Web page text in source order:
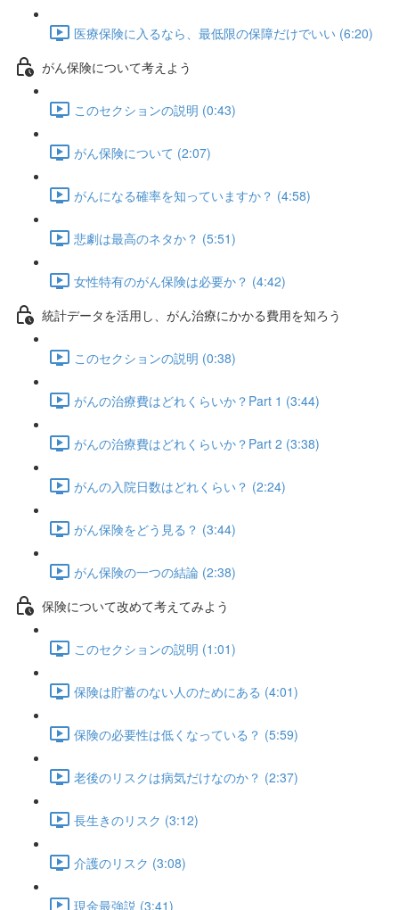
医療保険に入るなら、最低限の保障だけでいい (6:20)
がん保険について考えよう
このセクションの説明 (0:43)
がん保険について (2:07)
がんになる確率を知っていますか？ (4:58)
悲劇は最高のネタか？ (5:51)
女性特有のがん保険は必要か？ (4:42)
統計データを活用し、がん治療にかかる費用を知ろう
このセクションの説明 (0:38)
がんの治療費はどれくらいか？Part 1 (3:44)
がんの治療費はどれくらいか？Part 2 (3:38)
がんの入院日数はどれくらい？ (2:24)
がん保険をどう見る？ (3:44)
がん保険の一つの結論 (2:38)
保険について改めて考えてみよう
このセクションの説明 (1:01)
保険は貯蓄のない人のためにある (4:01)
保険の必要性は低くなっている？ (5:59)
老後のリスクは病気だけなのか？ (2:37)
長生きのリスク (3:12)
介護のリスク (3:08)
現金最強説 (3:41)